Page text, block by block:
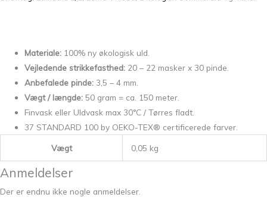
Materiale: 100% ny økologisk uld.
Vejledende strikkefasthed: 20 – 22 masker x 30 pinde.
Anbefalede pinde: 3,5 – 4 mm.
Vægt / længde: 50 gram = ca. 150 meter.
Finvask eller Uldvask max 30°C / Tørres fladt.
37 STANDARD 100 by OEKO-TEX® certificerede farver.
Vægt 0,05 kg
Anmeldelser
Der er endnu ikke nogle anmeldelser.